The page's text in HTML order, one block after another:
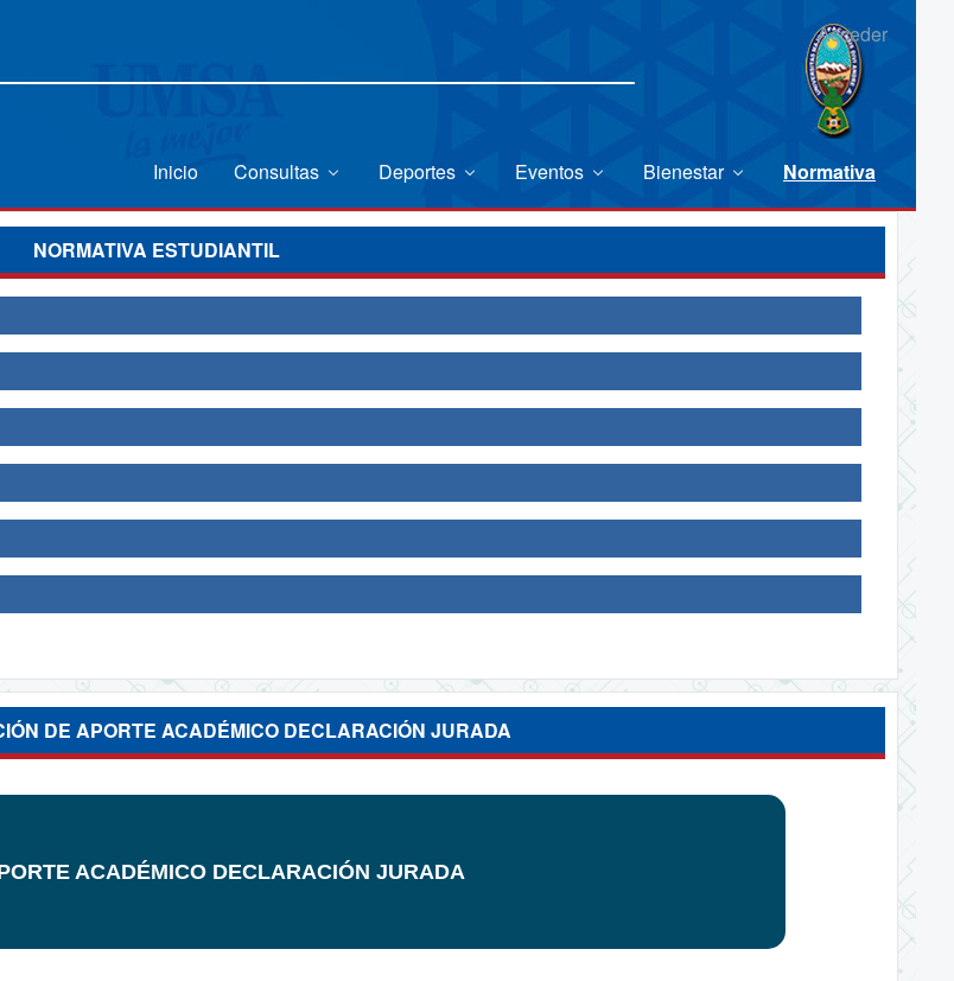
Acceder
Inicio Consultas Deportes Eventos Bienestar Normativa
NORMATIVA ESTUDIANTIL
DE APORTE ACADÉMICO DECLARACIÓN JURADA
ACADÉMICO DECLARACIÓN JURADA